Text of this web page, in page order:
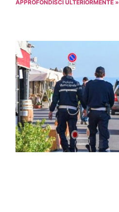
APPROFONDISCI ULTERIORMENTE »